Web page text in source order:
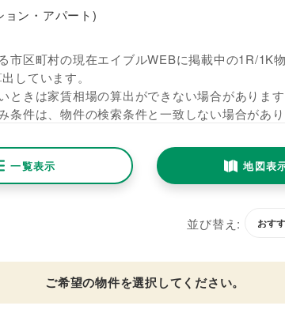
ン・アパート)
市区町村の現在エイブルWEBに掲載中の1R/1K
しています。
ときは家賃相場の算出ができない場合があります
条件は、物件の検索条件と一致しない場合があ
一覧表示 地図表
並び替え:
ご希望の物件を選択してください。